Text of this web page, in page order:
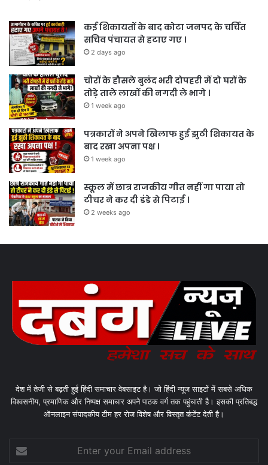
कई शिकायतों के बाद कोटा जनपद के चर्चित
सचिव पंचायत से हटाए गए ।
2 days ago
चोरों के हौसले बुलंद भरी दोपहरी में दो घरों के
तोड़े ताले लाखों की नगदी ले भागे ।
1 week ago
पत्रकारों ने अपने खिलाफ हुई झुठी शिकायत के
बाद रखा अपना पक्ष ।
1 week ago
स्कूल में छात्र राजकीय गीत नहीं गा पाया तो
टीचर ने कर दी डंडे से पिटाई ।
2 weeks ago
देश में तेजी से बढ़ती हुई हिंदी समाचार वेबसाइट है। जो हिंदी न्यूज साइटों में सबसे अधिक
विश्वसनीय, प्रमाणिक और निष्पक्ष समाचार अपने पाठक वर्ग तक पहुंचाती है। इसकी प्रतिबद्ध
ऑनलाइन संपादकीय टीम हर रोज विशेष और विस्तृत कंटेंट देती है।
your